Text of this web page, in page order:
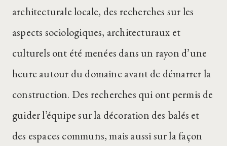
architecturale locale, des recherches sur les
aspects sociologiques, architecturaux et
culturels ont été menées dans un rayon d’une
heure autour du domaine avant de démarrer la
construction. Des recherches qui ont permis de
guider l’équipe sur la décoration des balés et
des espaces communs, mais aussi sur la façon